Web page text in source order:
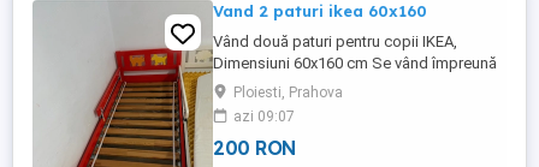
Vand 2 paturi ikea 60x160
Vând două paturi pentru copii IKEA,
Dimensiuni 60x160 cm Se vând împreună
cu saltele Preț 200 de lei bucata sau 350
pentru cine le ia pe amundoua . Predare
personală în Ploiesti Ph
Ploiesti, Prahova
azi 09:07
200 RON